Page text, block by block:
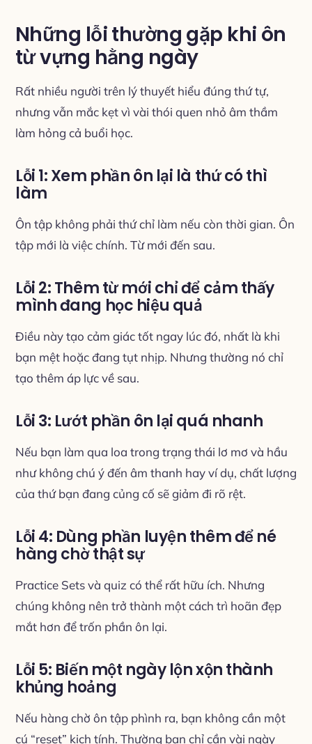
Những lỗi thường gặp khi ôn
từ vựng hằng ngày
Rất nhiều người trên lý thuyết hiểu đúng thứ tự,
nhưng vẫn mắc kẹt vì vài thói quen nhỏ âm thầm
làm hỏng cả buổi học.
Lỗi 1: Xem phần ôn lại là thứ có thì
làm
Ôn tập không phải thứ chỉ làm nếu còn thời gian. Ôn
tập mới là việc chính. Từ mới đến sau.
Lỗi 2: Thêm từ mới chỉ để cảm thấy
mình đang học hiệu quả
Điều này tạo cảm giác tốt ngay lúc đó, nhất là khi
bạn mệt hoặc đang tụt nhịp. Nhưng thường nó chỉ
tạo thêm áp lực về sau.
Lỗi 3: Lướt phần ôn lại quá nhanh
Nếu bạn làm qua loa trong trạng thái lơ mơ và hầu
như không chú ý đến âm thanh hay ví dụ, chất lượng
của thứ bạn đang củng cố sẽ giảm đi rõ rệt.
Lỗi 4: Dùng phần luyện thêm để né
hàng chờ thật sự
Practice Sets và quiz có thể rất hữu ích. Nhưng
chúng không nên trở thành một cách trì hoãn đẹp
mắt hơn để trốn phần ôn lại.
Lỗi 5: Biến một ngày lộn xộn thành
khủng hoảng
Nếu hàng chờ ôn tập phình ra, bạn không cần một
cú “reset” kịch tính. Thường bạn chỉ cần vài ngày